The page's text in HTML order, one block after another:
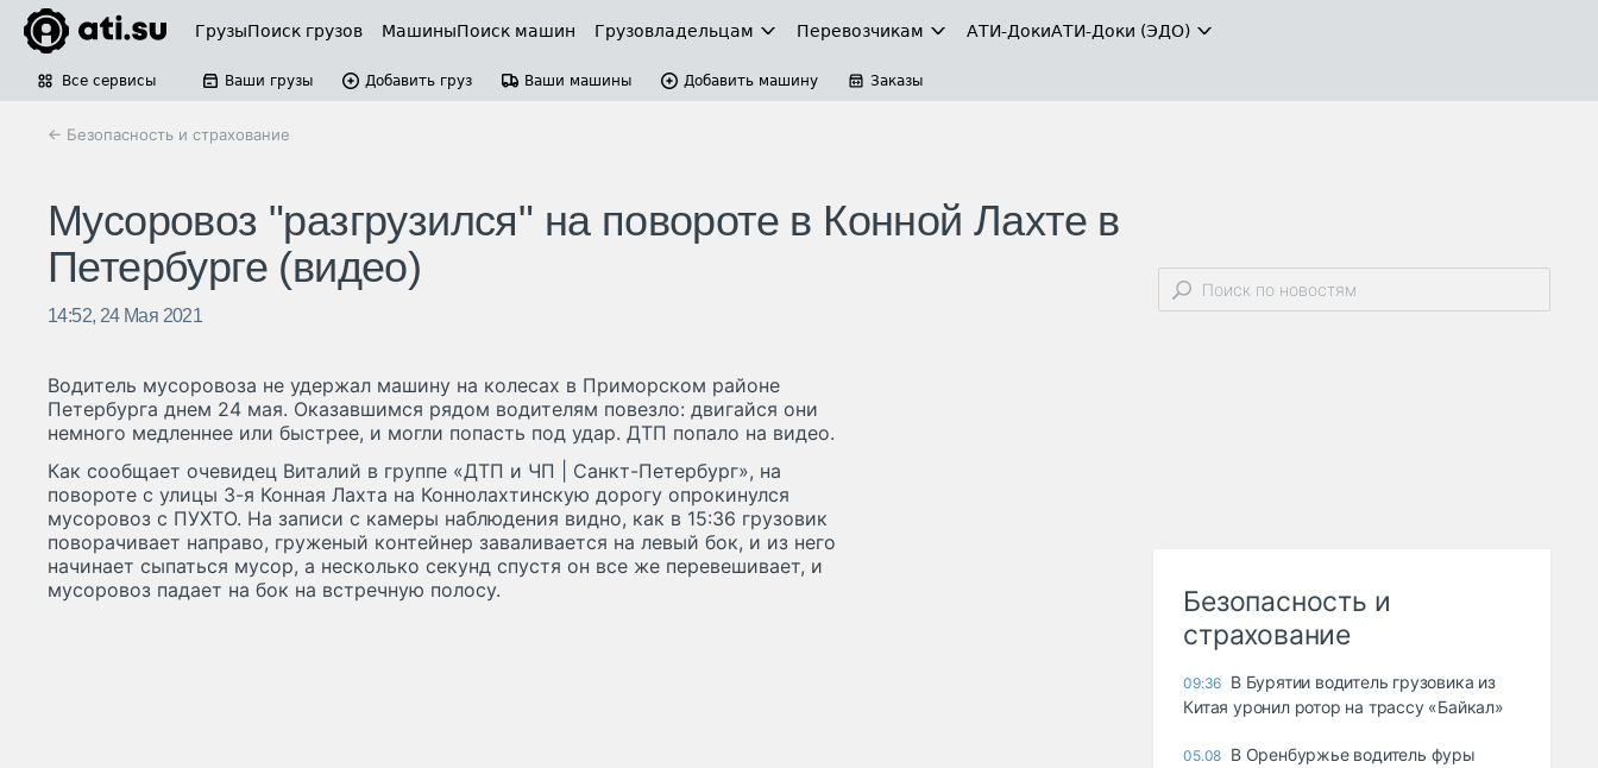
ГрузыПоиск грузов МашиныПоиск машин Грузовладельцам Перевозчикам АТИ-ДокиАТИ-Доки (ЭДО)
Все сервисы Ваши грузы Добавить груз Ваши машины Добавить машину Заказы
← Безопасность и страхование
Мусоровоз "разгрузился" на повороте в Конной Лахте в
Петербурге (видео)
14:52, 24 Мая 2021
Водитель мусоровоза не удержал машину на колесах в Приморском районе
Петербурга днем 24 мая. Оказавшимся рядом водителям повезло: двигайся они
немного медленнее или быстрее, и могли попасть под удар. ДТП попало на видео.
Как сообщает очевидец Виталий в группе «ДТП и ЧП | Санкт-Петербург», на
повороте с улицы 3-я Конная Лахта на Коннолахтинскую дорогу опрокинулся
мусоровоз с ПУХТО. На записи с камеры наблюдения видно, как в 15:36 грузовик
поворачивает направо, груженый контейнер заваливается на левый бок, и из него
начинает сыпаться мусор, а несколько секунд спустя он все же перевешивает, и
мусоровоз падает на бок на встречную полосу.
Безопасность и
страхование
09:36 В Бурятии водитель грузовика из
Китая уронил ротор на трассу «Байкал»
05.08 В Оренбуржье водитель фуры